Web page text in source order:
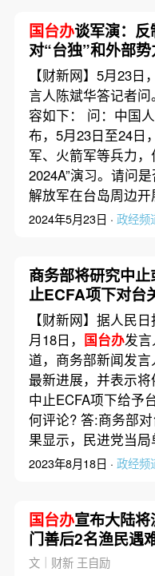
国台办谈军演：
对“台独”和外部
非针对广大台湾同
【财新网】5月23日，
言人陈斌华答记者
容如下： 问：中国
布，5月23日至24日
军、火箭军等兵力
2024A”演习。请问
解放军在台岛周边
2024年5月23日 · 政经频
商务部将研究中止
止ECFA项下对台
国台办回应
【财新网】据人民
月18日， 国台办发
道，商务部新闻发
最新进展，并表示
中止ECFA项下给予
何评论? 答:商务部
果显示，民进党当
2023年8月18日 · 政经频
国台办宣布大陆
门善后2名渔民遇
求台方做好安排
文｜财新 王自励